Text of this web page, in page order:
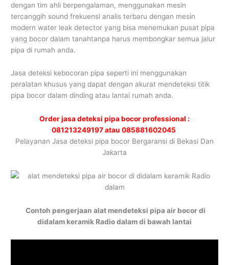
dengan tim ahli berpengalaman, menggunakan mesin
tercanggih sound frekuensi analis terbaru dengan mesin
modern water leak detector yang bisa menemukan pusat pipa
yang bocor dalam tanahtanpa harus membongkar semua jalur
pipa di rumah anda.
Jasa deteksi kebocoran pipa seperti ini menggunakan
peralatan khusus yang dapat dengan akurat mendeteksi titik
pipa bocor dalam dinding atau lantai rumah anda.
Order jasa deteksi pipa bocor professional :
081213249197 atau 085881602045
Pelayanan Jasa deteksi pipa bocor Bergaransi di Bekasi Dan
Jakarta
Contoh pengerjaan alat mendeteksi pipa air bocor di
didalam keramik Radio dalam di bawah lantai